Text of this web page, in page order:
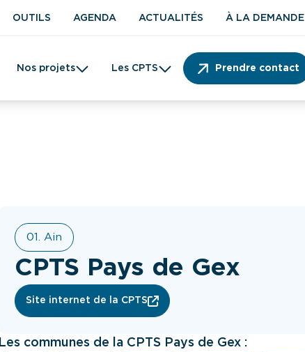
OUTILS AGENDA ACTUALITÉS À LA DEMANDE
Nos projets Les CPTS Prendre contact
01. Ain
CPTS Pays de Gex
Site internet de la CPTS
Les communes de la CPTS Pays de Gex :